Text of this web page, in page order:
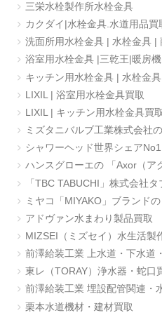
三栄水栓製作所水栓金具
カクダイ|水栓金具.水道用品買
洗面所用水栓金具 | 水栓金具 |
浴室用水栓金具 |三乾王|暖房
キッチン用水栓金具 | 水栓金
LIXIL | 浴室用水栓金具買取
LIXIL | キッチン用水栓金具買取
ミズタニバルブ工業株式会社
シャワーヘッド世界シェア
ハンスグローエの 「Axor（ア
「TBC TABUCHI」株式会社
ミヤコ「MIYAKO」ブランド
アドヴァン水まわり製品買取
MIZSEI（ミズセイ）水生活製
前澤給装工業 上水道・下水道
東レ（TORAY）浄水器・蛇口
前澤給装工業 埋設配管関連・
栗本水道機材・建材買取